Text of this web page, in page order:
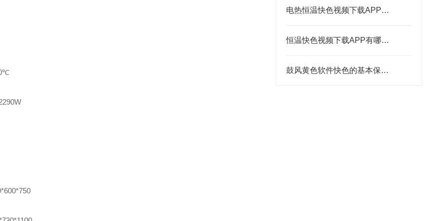
电热恒温快色视频下载APP在进行高温测试的时候要注意哪些问题
恒温快色视频下载APP有哪些特点?简单介绍一下
鼓风黄色软件快色的基本保养原则分析